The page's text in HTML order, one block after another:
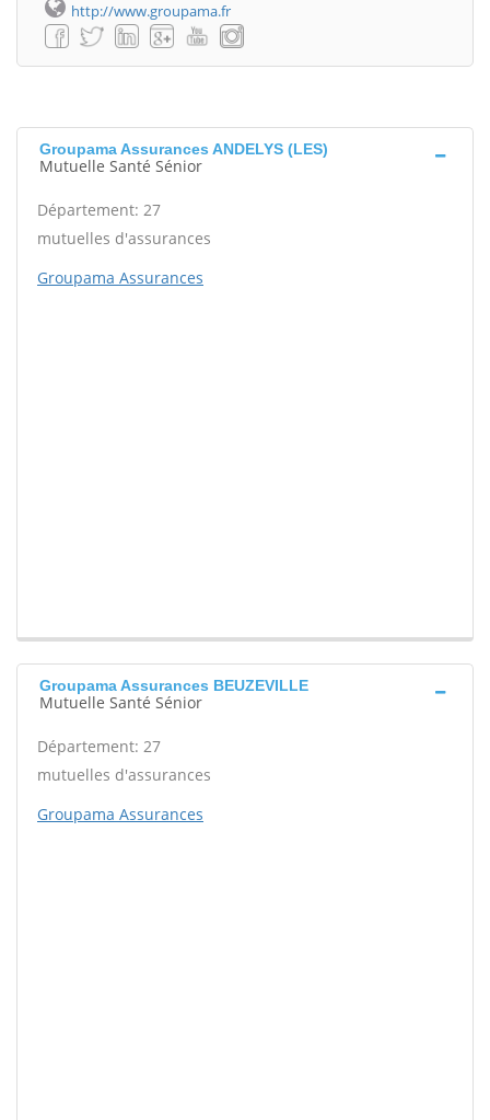
http://www.groupama.fr
Groupama Assurances ANDELYS (LES)
Mutuelle Santé Sénior
Département: 27
mutuelles d'assurances
Groupama Assurances
Groupama Assurances BEUZEVILLE
Mutuelle Santé Sénior
Département: 27
mutuelles d'assurances
Groupama Assurances